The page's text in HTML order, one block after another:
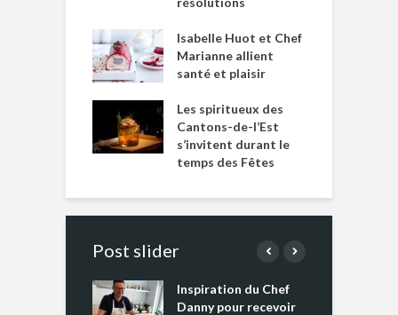
Isabelle Huot et Chef
Marianne allient
santé et plaisir
Les spiritueux des
Cantons-de-l’Est
s’invitent durant le
temps des Fêtes
Post slider
Inspiration du Chef
Danny pour recevoir